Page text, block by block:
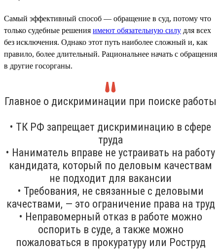
Самый эффективный способ — обращение в суд, потому что
только судебные решения имеют обязательную силу для всех
без исключения. Однако этот путь наиболее сложный и, как
правило, более длительный. Рациональнее начать с обращения
в другие госорганы.
Главное о дискриминации при поиске работы
• ТК РФ запрещает дискриминацию в сфере
труда
• Наниматель вправе не устраивать на работу
кандидата, который по деловым качествам
не подходит для вакансии
• Требования, не связанные с деловыми
качествами, — это ограничение права на труд
• Неправомерный отказ в работе можно
оспорить в суде, а также можно
пожаловаться в прокуратуру или Роструд